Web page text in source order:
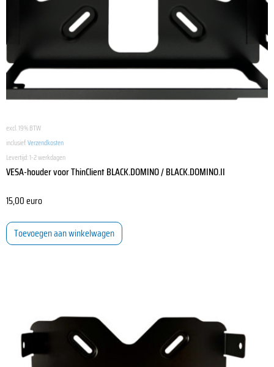
excl. 19% BTW
inclusief.Verzendkosten
Levertijd:1-2 werkdagen
VESA-houder voor ThinClient BLACK.DOMINO / BLACK.DOMINO.II
15,00euro
Toevoegen aan winkelwagen